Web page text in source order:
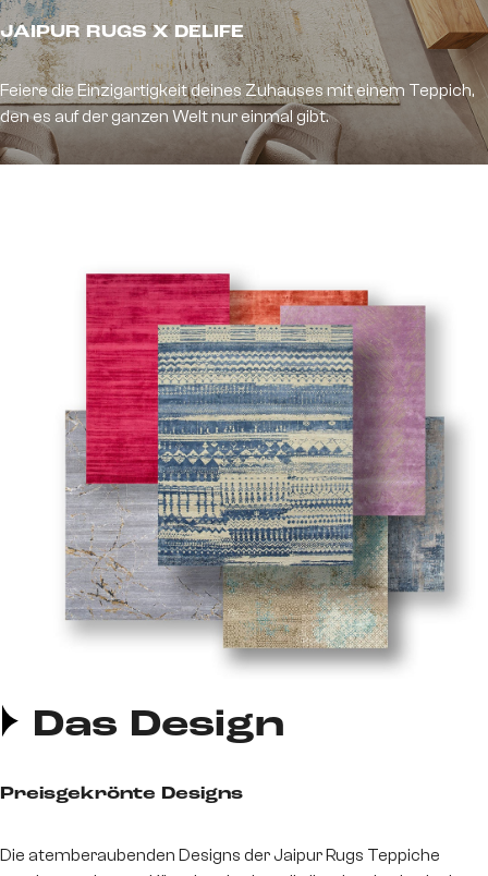
JAIPUR RUGS X DELIFE
Feiere die Einzigartigkeit deines Zuhauses mit einem Teppich,
den es auf der ganzen Welt nur einmal gibt.
Das Design
Preisgekrönte Designs
Die atemberaubenden Designs der Jaipur Rugs Teppiche